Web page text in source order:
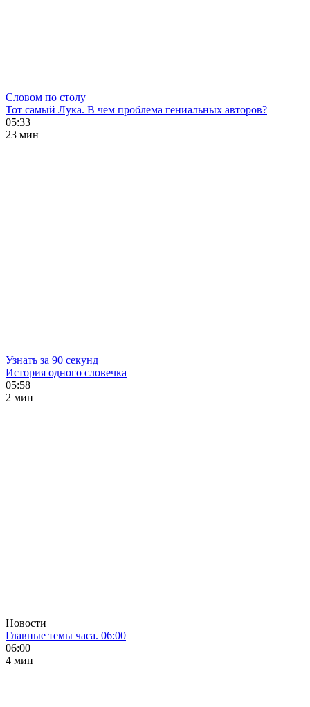
Словом по столу
Тот самый Лука. В чем проблема гениальных авторов?
05:33
23 мин
Узнать за 90 секунд
История одного словечка
05:58
2 мин
Новости
Главные темы часа. 06:00
06:00
4 мин